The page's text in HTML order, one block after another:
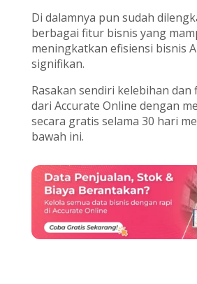
Di dalamnya pun sudah
berbagai fitur bisnis yang
meningkatkan efisiensi bisnis
signifikan.
Rasakan sendiri kelebihan
dari Accurate Online dengan
secara gratis selama 30 hari
bawah ini.